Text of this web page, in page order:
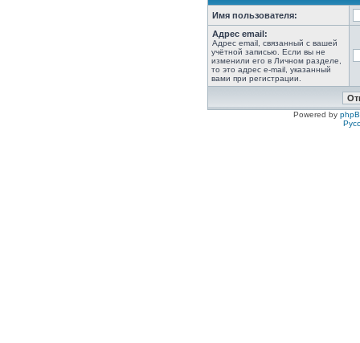
Имя пользователя:
Адрес email:
Адрес email, связанный с вашей
учётной записью. Если вы не
изменили его в Личном разделе,
то это адрес e-mail, указанный
вами при регистрации.
Powered by